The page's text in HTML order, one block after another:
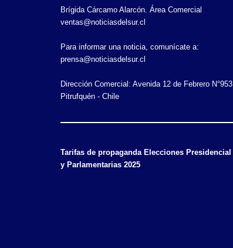
Brígida Cárcamo Alarcón. Área Comercial
ventas@noticiasdelsur.cl
Para informar una noticia, comunícate a:
prensa@noticiasdelsur.cl
Dirección Comercial: Avenida 12 de Febrero N°953.
Pitrufquén - Chile
Tarifas de propaganda Elecciones Presidencial
y Parlamentarias 2025